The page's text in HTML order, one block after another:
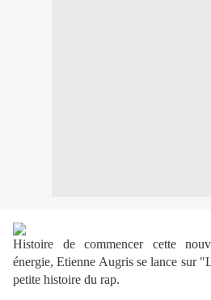
Histoire de commencer cette
énergie, Etienne Augris se lance sur
petite histoire du rap.